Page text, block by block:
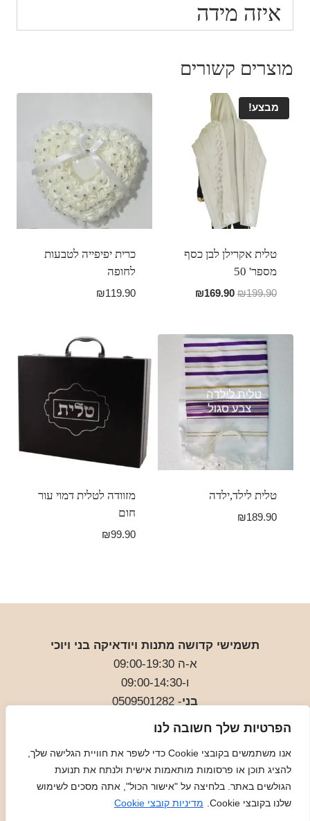
הפרטיות שלך חשובה לנו
אנו משתמשים בקובצי Cookie כדי לשפר את חוויית הגלישה שלך,
להציג תוכן או פרסומות מותאמות אישית ולנתח את תנועת
הגולשים באתר. בלחיצה על "אישור הכול", אתה מסכים לשימוש
שלנו בקובצי Cookie.
מדיניות קובצי Cookie
איזה מידה
מוצרים קשורים
מבצע!
טלית אקרילן לבן כסף
מספר' 50
₪199.90
המחיר
₪199.90.
₪169.90
₪169.90.
כרית יפיפייה לטבעות
לחופה
₪119.90
טלית לילד,ילדה
₪189.90
מזוודה לטלית דמוי עור
חום
₪99.90
תשמישי קדושה מתנות ויודאיקה בני ויוכי
א-ה 09:00-19:30
ו-09:00-14:30
בני- 0509501282
: כיכר המייסדים 4 ראשון לציון (ליד הבית כנסת
מדיניות מדיניות COOKIES
© 2026 Judaica Gifts - WordPress Theme by